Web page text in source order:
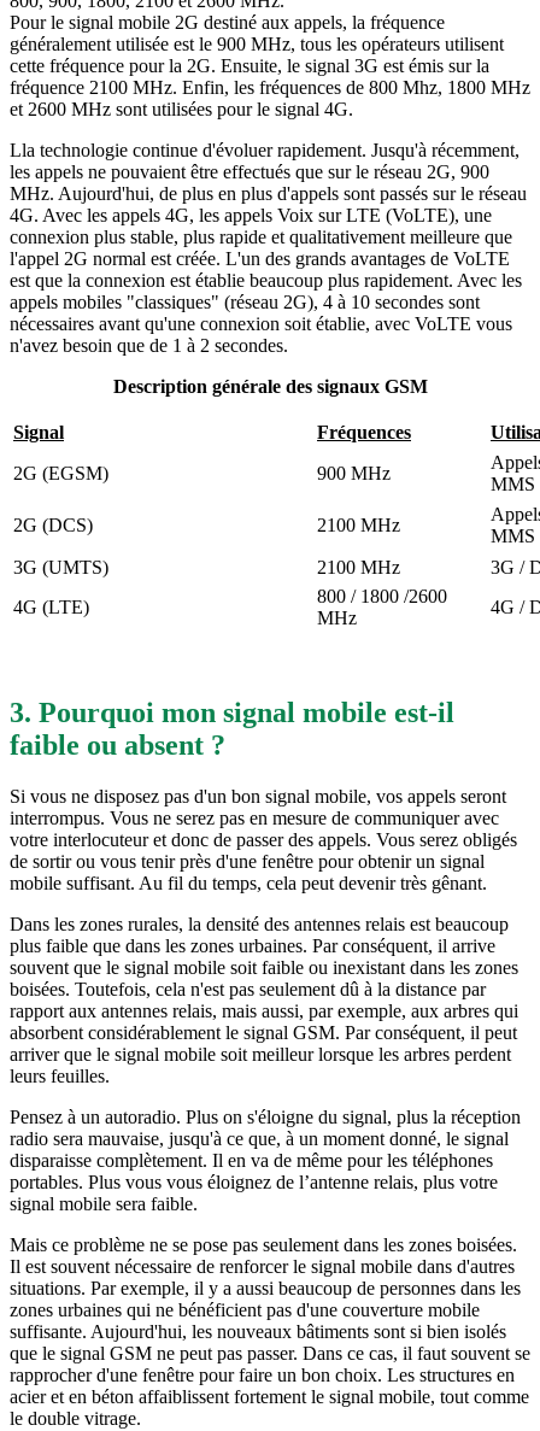
Pour le signal mobile 2G destiné aux appels, la fréquence
généralement utilisée est le 900 MHz, tous les opérateurs utilisent
cette fréquence pour la 2G. Ensuite, le signal 3G est émis sur la
fréquence 2100 MHz. Enfin, les fréquences de 800 Mhz, 1800 MHz
et 2600 MHz sont utilisées pour le signal 4G.
Lla technologie continue d'évoluer rapidement. Jusqu'à récemment,
les appels ne pouvaient être effectués que sur le réseau 2G, 900
MHz. Aujourd'hui, de plus en plus d'appels sont passés sur le réseau
4G. Avec les appels 4G, les appels Voix sur LTE (VoLTE), une
connexion plus stable, plus rapide et qualitativement meilleure que
l'appel 2G normal est créée. L'un des grands avantages de VoLTE
est que la connexion est établie beaucoup plus rapidement. Avec les
appels mobiles "classiques" (réseau 2G), 4 à 10 secondes sont
nécessaires avant qu'une connexion soit établie, avec VoLTE vous
n'avez besoin que de 1 à 2 secondes.
Description générale des signaux GSM
Signal Fréquences
2G (EGSM)
900 MHz
MMS
2G (DCS)
2100 MHz
MMS
3G (UMTS)
2100 MHz
3G /
4G (LTE)
800 / 1800 /2600
MHz
4G /
3. Pourquoi mon signal mobile est-il
faible ou absent ?
Si vous ne disposez pas d'un bon signal mobile, vos appels seront
interrompus. Vous ne serez pas en mesure de communiquer avec
votre interlocuteur et donc de passer des appels. Vous serez obligés
de sortir ou vous tenir près d'une fenêtre pour obtenir un signal
mobile suffisant. Au fil du temps, cela peut devenir très gênant.
Dans les zones rurales, la densité des antennes relais est beaucoup
plus faible que dans les zones urbaines. Par conséquent, il arrive
souvent que le signal mobile soit faible ou inexistant dans les zones
boisées. Toutefois, cela n'est pas seulement dû à la distance par
rapport aux antennes relais, mais aussi, par exemple, aux arbres qui
absorbent considérablement le signal GSM. Par conséquent, il peut
arriver que le signal mobile soit meilleur lorsque les arbres perdent
leurs feuilles.
Pensez à un autoradio. Plus on s'éloigne du signal, plus la réception
radio sera mauvaise, jusqu'à ce que, à un moment donné, le signal
disparaisse complètement. Il en va de même pour les téléphones
portables. Plus vous vous éloignez de l’antenne relais, plus votre
signal mobile sera faible.
Mais ce problème ne se pose pas seulement dans les zones boisées.
Il est souvent nécessaire de renforcer le signal mobile dans d'autres
situations. Par exemple, il y a aussi beaucoup de personnes dans les
zones urbaines qui ne bénéficient pas d'une couverture mobile
suffisante. Aujourd'hui, les nouveaux bâtiments sont si bien isolés
que le signal GSM ne peut pas passer. Dans ce cas, il faut souvent se
rapprocher d'une fenêtre pour faire un bon choix. Les structures en
acier et en béton affaiblissent fortement le signal mobile, tout comme
le double vitrage.